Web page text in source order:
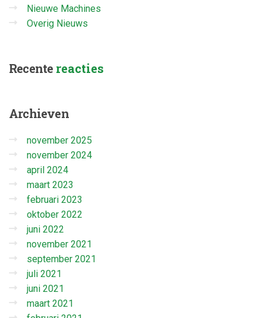
Nieuwe Machines
Overig Nieuws
Recente reacties
Archieven
november 2025
november 2024
april 2024
maart 2023
februari 2023
oktober 2022
juni 2022
november 2021
september 2021
juli 2021
juni 2021
maart 2021